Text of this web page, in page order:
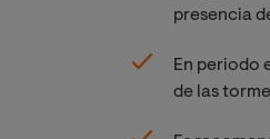
presencia
En periodo
de las